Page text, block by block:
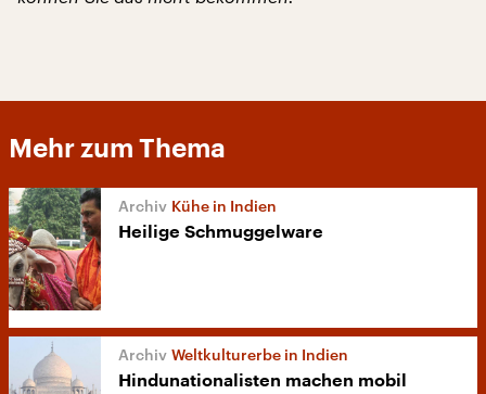
Mehr zum Thema
Kühe in Indien
Heilige Schmuggelware
Weltkulturerbe in Indien
Hindunationalisten machen mobil